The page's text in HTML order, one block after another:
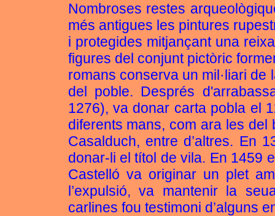
Nombroses restes
més antigues les pintures
i protegides mitjançant una
figures del conjunt pictòric
romans conserva un mil·liari
del poble. Després
1276), va donar carta pobla el
diferents mans, com ara les del
Casalduch, entre d’altres. En
donar-li el títol de vila. En 1459
Castelló va originar un plet
l’expulsió, va mantenir la
carlines fou testimoni d’alguns